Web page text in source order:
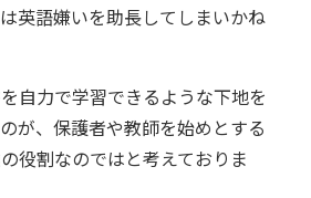
英語嫌いを助長してしまいかね
自力で学習できるような下地を
が、保護者や教師を始めとする
役割なのではと考えておりま